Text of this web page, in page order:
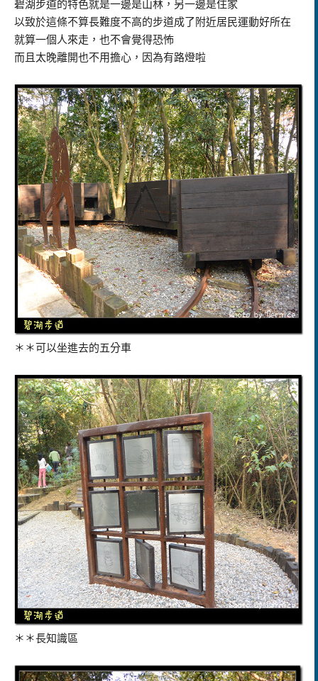
碧湖步道的特色就是一邊是山林，另一邊是住家
以致於這條不算長難度不高的步道成了附近居民運動好所在
就算一個人來走，也不會覺得恐怖
而且太晚離開也不用擔心，因為有路燈啦
＊＊可以坐進去的五分車
＊＊長知識區